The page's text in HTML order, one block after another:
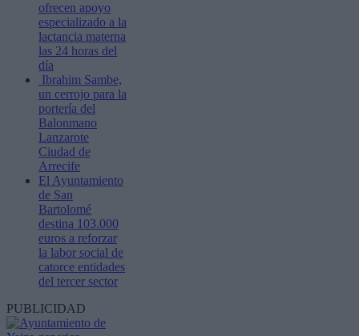
ofrecen apoyo
especializado a la
lactancia materna
las 24 horas del
día
Ibrahim Sambe,
un cerrojo para la
portería del
Balonmano
Lanzarote
Ciudad de
Arrecife
El Ayuntamiento
de San
Bartolomé
destina 103.000
euros a reforzar
la labor social de
catorce entidades
del tercer sector
PUBLICIDAD